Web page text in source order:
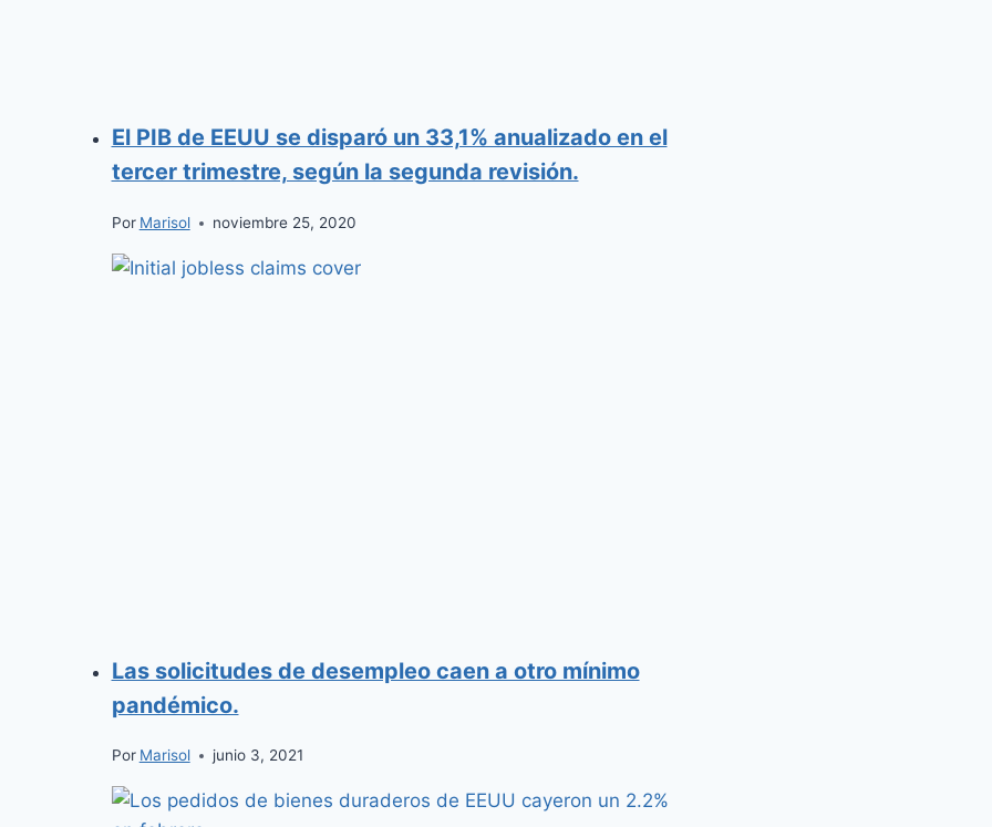
El PIB de EEUU se disparó un 33,1% anualizado en el
tercer trimestre, según la segunda revisión.
Por Marisol noviembre 25, 2020
Las solicitudes de desempleo caen a otro mínimo
pandémico.
Por Marisol junio 3, 2021